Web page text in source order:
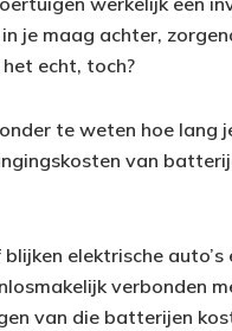
je maag achter,
echt, toch?
te weten hoe lang
van
elektrische auto’s
verbonden
van die batterijen